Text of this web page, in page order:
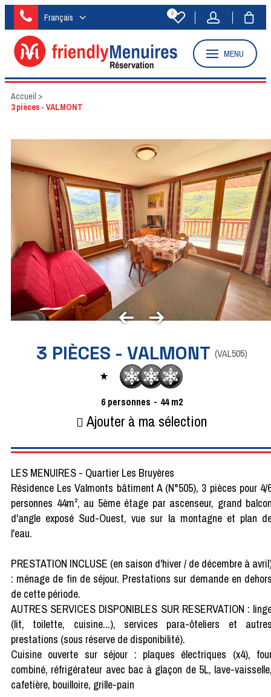
Français 0
MENU
Accueil >
3 pièces - VALMONT
3 PIÈCES - VALMONT (VAL505)
6 personnes 44 m2
Ajouter à ma sélection
LES MENUIRES - Quartier Les Bruyères
Résidence Les Valmonts bâtiment A (N°505), 3 pièces pour 4/
personnes 44m², au 5ème étage par ascenseur, grand
d'angle exposé Sud-Ouest, vue sur la montagne et plan
l'eau.
PRESTATION INCLUSE (en saison d'hiver / de décembre à
: ménage de fin de séjour. Prestations sur demande en
de cette période.
AUTRES SERVICES DISPONIBLES SUR RESERVATION :
(lit, toilette, cuisine...), services para-ôteliers et
prestations (sous réserve de disponibilité).
Cuisine ouverte sur séjour : plaques électriques (x4),
combiné, réfrigérateur avec bac à glaçon de 5L, lave-
cafetière, bouilloire, grille-pain